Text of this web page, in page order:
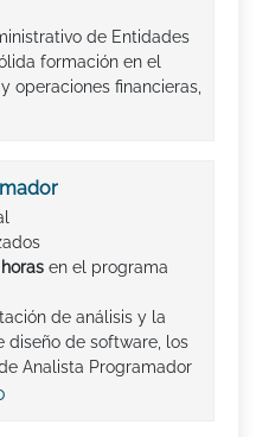
de Entidades
formación en el
operaciones financieras,
en el programa
de análisis y la
de software, los
Analista Programador